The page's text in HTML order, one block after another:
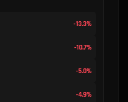
-13.3%
-10.7%
-5.0%
-4.9%